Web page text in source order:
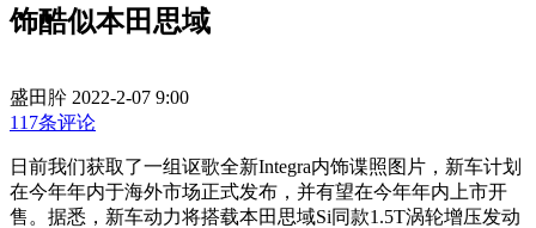
饰酷似本田思域
盛田肸 2022-2-07 9:00
117条评论
日前我们获取了一组讴歌全新Integra内饰谍照图片，新车计划
在今年年内于海外市场正式发布，并有望在今年年内上市开
售。据悉，新车动力将搭载本田思域Si同款1.5T涡轮增压发动